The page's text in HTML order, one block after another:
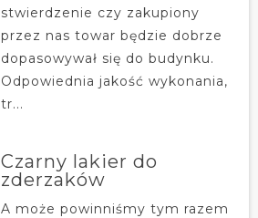
stwierdzenie czy zakupiony
przez nas towar będzie dobrze
dopasowywał się do budynku.
Odpowiednia jakość wykonania,
tr...
Czarny lakier do
zderzaków
A może powinniśmy tym razem